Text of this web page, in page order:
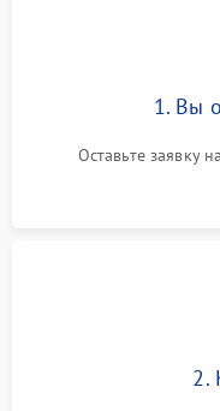
1. Вы
Оставьте заявку
2.